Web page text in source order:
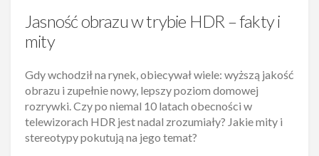
Jasność obrazu w trybie HDR – fakty i
mity
Gdy wchodził na rynek, obiecywał wiele: wyższą jakość
obrazu i zupełnie nowy, lepszy poziom domowej
rozrywki. Czy po niemal 10 latach obecności w
telewizorach HDR jest nadal zrozumiały? Jakie mity i
stereotypy pokutują na jego temat?